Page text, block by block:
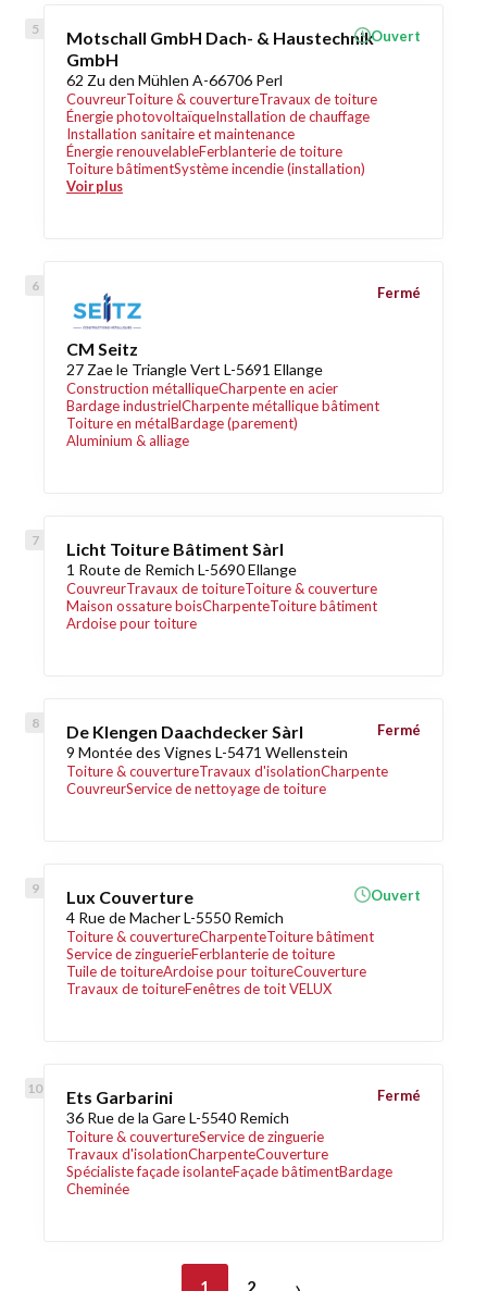
Motschall GmbH Dach- & Haustechnik
GmbH
62 Zu den Mühlen A-66706 Perl
CouvreurToiture & couvertureTravaux de toiture
Énergie photovoltaïqueInstallation de chauffage
Installation sanitaire et maintenance
Énergie renouvelableFerblanterie de toiture
Toiture bâtimentSystème incendie (installation)
Voir plus
Ouvert
CM Seitz
27 Zae le Triangle Vert L-5691 Ellange
Construction métalliqueCharpente en acier
Bardage industrielCharpente métallique bâtiment
Toiture en métalBardage (parement)
Aluminium & alliage
Fermé
Licht Toiture Bâtiment Sàrl
1 Route de Remich L-5690 Ellange
CouvreurTravaux de toitureToiture & couverture
Maison ossature boisCharpenteToiture bâtiment
Ardoise pour toiture
De Klengen Daachdecker Sàrl
9 Montée des Vignes L-5471 Wellenstein
Toiture & couvertureTravaux d'isolationCharpente
CouvreurService de nettoyage de toiture
Fermé
Lux Couverture
4 Rue de Macher L-5550 Remich
Toiture & couvertureCharpenteToiture bâtiment
Service de zinguerieFerblanterie de toiture
Tuile de toitureArdoise pour toitureCouverture
Travaux de toitureFenêtres de toit VELUX
Ouvert
Ets Garbarini
36 Rue de la Gare L-5540 Remich
Toiture & couvertureService de zinguerie
Travaux d'isolationCharpenteCouverture
Spécialiste façade isolanteFaçade bâtimentBardage
Cheminée
Fermé
1 2